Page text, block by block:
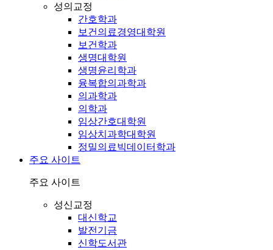
성의교정
간호학과
보건의료경영대학원
보건학과
생명대학원
생명윤리학과
융복합의과학과
의과학과
의학과
임상간호대학원
임상치과학대학원
정밀의료빅데이터학과
주요 사이트
주요 사이트
성신교정
대신학교
발전기금
신학도서관